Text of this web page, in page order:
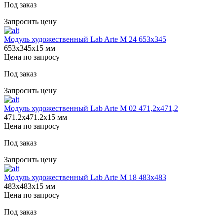
Под заказ
Запросить цену
Модуль художественный Lab Arte М 24 653х345
653х345х15 мм
Цена по запросу
Под заказ
Запросить цену
Модуль художественный Lab Arte М 02 471,2х471,2
471.2х471.2х15 мм
Цена по запросу
Под заказ
Запросить цену
Модуль художественный Lab Arte М 18 483х483
483х483х15 мм
Цена по запросу
Под заказ